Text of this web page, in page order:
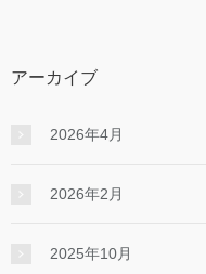
アーカイブ
2026年4月
2026年2月
2025年10月